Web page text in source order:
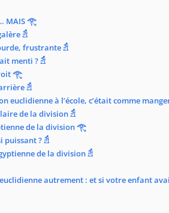
MAIS 𓂀
𓁣
frustrante 𓁣
menti ? 𓁣
𓂀
𓁣
euclidienne à l’école, c’était comme
de la division 𓁣
de la division 𓂀
puissant ? 𓁣
de la division 𓁣
autrement : et si votre enfant